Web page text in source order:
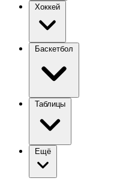
Хоккей
Баскетбол
Таблицы
Ещё